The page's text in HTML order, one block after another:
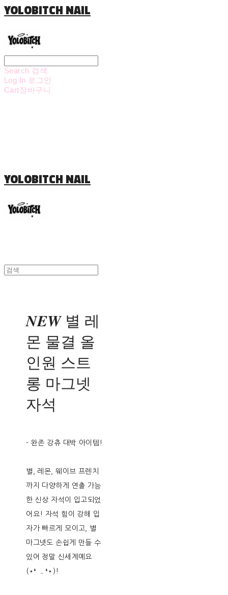
YOLOBITCH NAIL
Search 검색
Log In 로그인
Cart장바구니
YOLOBITCH NAIL
𝑵𝑬𝑾 별 레
몬 물결 올
인원 스트
롱 마그넷
자석
- 완존 강츄 대박 아이템!
별, 레몬, 웨이브 프렌치
까지 다양하게 연출 가능
한 신상 자석이 입고되었
어요! 자석 힘이 강해 입
자가 빠르게 모이고, 별
마그넷도 손쉽게 만들 수
있어 정말 신세계예요
(⋆❛ ہ ❛⋆)!